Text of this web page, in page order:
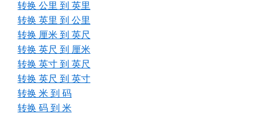
转换 公里 到 英里
转换 英里 到 公里
转换 厘米 到 英尺
转换 英尺 到 厘米
转换 英寸 到 英尺
转换 英尺 到 英寸
转换 米 到 码
转换 码 到 米